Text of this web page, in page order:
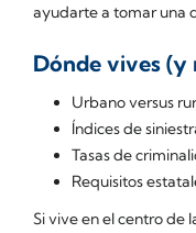
ayudarte a tomar una
Dónde vives (y
Urbano versus
Índices de
Tasas de
Requisitos
Si vive en el centro de